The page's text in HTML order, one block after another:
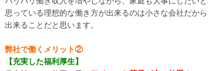
思っている理想的な働き方が出来るのは小さな会社だから
出来ることだと思います。
弊社で働くメリット②
【充実した福利厚生】